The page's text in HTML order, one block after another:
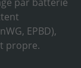
EPBD),
propre.